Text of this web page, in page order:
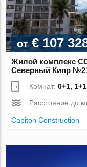
от€ 107
Жилой комплекс
Северный Кипр
Комнат:0+1,
Расстояние до
Capiton Construction